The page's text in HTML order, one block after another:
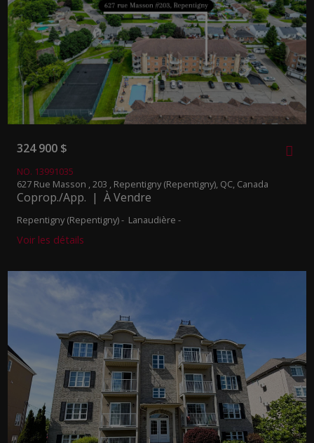
324 900 $
NO. 13991035
627 Rue Masson , 203 , Repentigny (Repentigny), QC, Canada
Coprop./App. | À Vendre
Repentigny (Repentigny) - Lanaudière -
Voir les détails